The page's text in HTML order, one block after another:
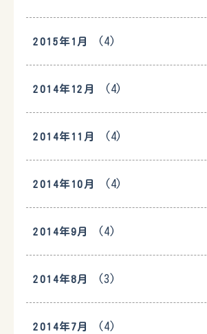
2015年1月 (4)
2014年12月 (4)
2014年11月 (4)
2014年10月 (4)
2014年9月 (4)
2014年8月 (3)
2014年7月 (4)